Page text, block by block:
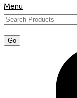
Menu